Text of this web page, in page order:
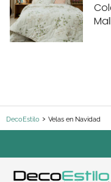
DecoEstilo Velas en Navidad